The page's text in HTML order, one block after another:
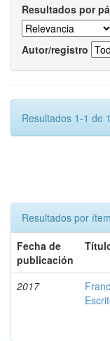
Resultados por
Autor/registro
Resultados 1-1 de
Resultados por
Fecha de
publicación
2017